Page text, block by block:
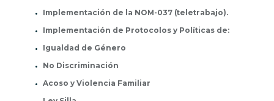
Implementación de la NOM-037 (teletrabajo).
Implementación de Protocolos y Políticas de:
Igualdad de Género
No Discriminación
Acoso y Violencia Familiar